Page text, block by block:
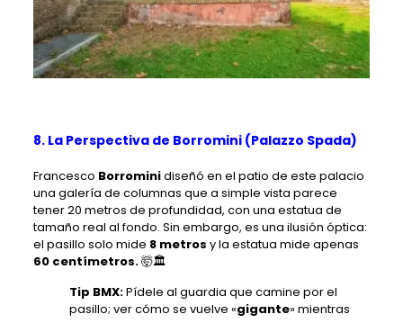
8. La Perspectiva de Borromini (Palazzo Spada)
Francesco Borrominidiseñó en el patio de este palacio
una galería de columnas que a simple vista parece
tener 20 metros de profundidad, con una estatua de
tamaño real al fondo. Sin embargo, es una ilusión óptica:
el pasillo solo mide 8 metros y la estatua mide apenas
60 centímetros.🤯🏛️
Tip BMX:Pídele al guardia que camine por el
pasillo; ver cómo se vuelve «gigante» mientras